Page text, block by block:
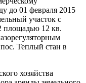
до 01 февраля 2015
участок с
площадью 12 кв.
Теплый стан в
хозяйства